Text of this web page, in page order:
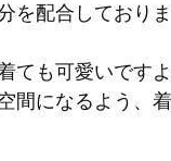
を配合しておりま
ても可愛いです
間になるよう、